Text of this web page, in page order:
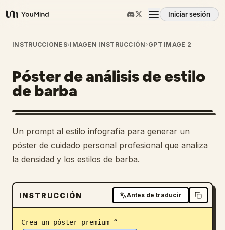
YouMind
Iniciar sesión
Resumen
Casos de uso
Habilidades
Prompts
Descargar
INSTRUCCIONES›IMAGEN INSTRUCCIÓN ›GPT IMAGE 2
Póster de análisis de estilo
de barba
Un prompt al estilo infografía para generar un
póster de cuidado personal profesional que analiza
la densidad y los estilos de barba.
INSTRUCCIÓN Antes de traducir
Crea un póster premium “